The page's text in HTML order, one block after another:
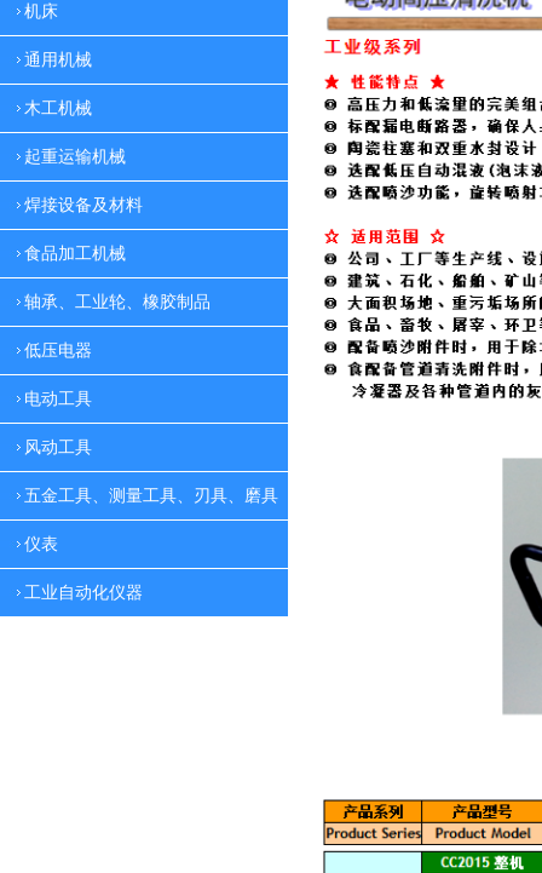
机床
通用机械
木工机械
起重运输机械
焊接设备及材料
食品加工机械
轴承、工业轮、橡胶制品
低压电器
电动工具
风动工具
五金工具、测量工具、刃具、磨具
仪表
工业自动化仪器